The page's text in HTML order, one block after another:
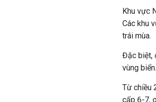
Khu vực
Các khu
trái mùa.
Đặc biệt,
vùng biển.
Từ chiều
cấp 6-7,